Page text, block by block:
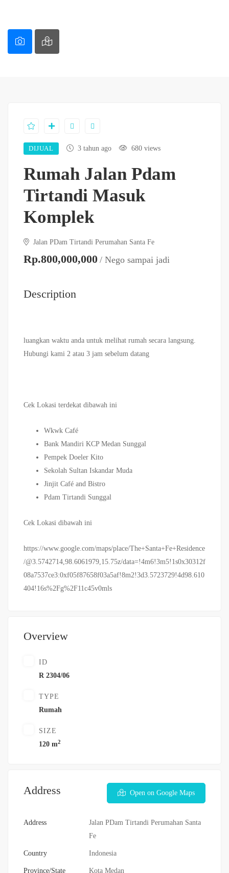
DIJUAL 3 tahun ago 680 views
Rumah Jalan Pdam
Tirtandi Masuk
Komplek
Jalan PDam Tirtandi Perumahan Santa Fe
Rp.800,000,000 / Nego sampai jadi
Description
luangkan waktu anda untuk melihat rumah secara langsung.
Hubungi kami 2 atau 3 jam sebelum datang
Cek Lokasi terdekat dibawah ini
Wkwk Café
Bank Mandiri KCP Medan Sunggal
Pempek Doeler Kito
Sekolah Sultan Iskandar Muda
Jinjit Café and Bistro
Pdam Tirtandi Sunggal
Cek Lokasi dibawah ini
https://www.google.com/maps/place/The+Santa+Fe+Residence
/@3.5742714,98.6061979,15.75z/data=!4m6!3m5!1s0x30312f
08a7537ce3:0xf05f87658f03a5af!8m2!3d3.5723729!4d98.610
404!16s%2Fg%2F11c45v0mls
Overview
ID
R 2304/06
TYPE
Rumah
SIZE
120 m2
Address Open on Google Maps
Address
Jalan PDam Tirtandi Perumahan Santa
Fe
Country Indonesia
Province/State Kota Medan